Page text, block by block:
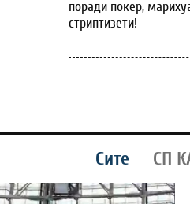
поради покер,
стриптизети!
Сите СП